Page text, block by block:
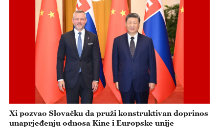
Xi pozvao Slovačku da pruži konstruktivan doprinos
unaprjeđenju odnosa Kine i Europske unije